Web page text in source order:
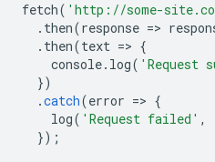
fetch( 'http://some-
. then(response =>
. then(text => {
console. log( 'Request
})
.catch(error => {
log( 'Request failed' ,
});